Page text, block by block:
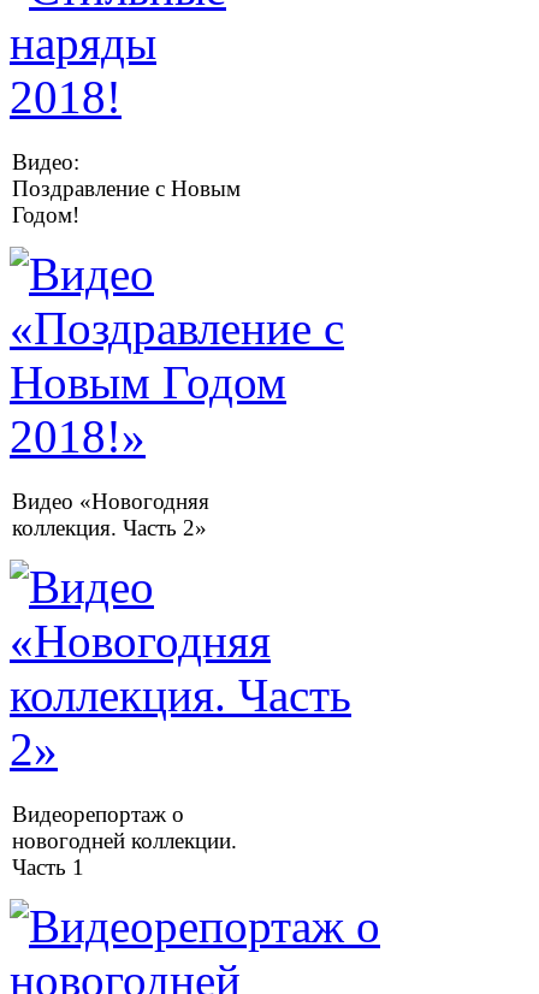
Видео:
Поздравление с Новым
Годом!
Видео «Новогодняя
коллекция. Часть 2»
Видеорепортаж о
новогодней коллекции.
Часть 1